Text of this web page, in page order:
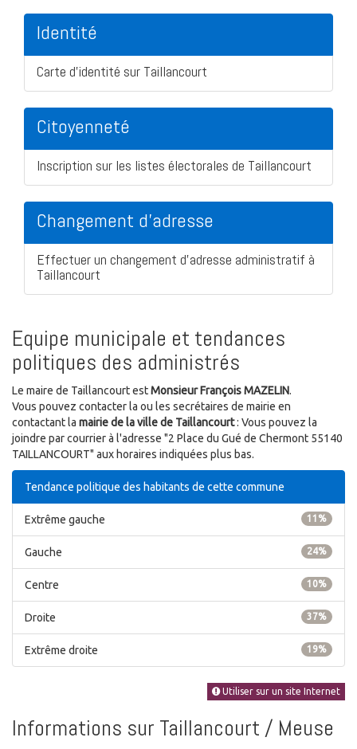
Identité
Carte d'identité sur Taillancourt
Citoyenneté
Inscription sur les listes électorales de Taillancourt
Changement d'adresse
Effectuer un changement d'adresse administratif à
Taillancourt
Equipe municipale et tendances
politiques des administrés
Le maire de Taillancourt estMonsieur François MAZELIN.
Vous pouvez contacter la ou les secrétaires de mairie en
contactant la mairie de la ville de Taillancourt: Vous pouvez la
joindre par courrier à l'adresse "2 Place du Gué de Chermont 55140
TAILLANCOURT" aux horaires indiquées plus bas.
Tendance politique des habitants de cette commune
11%
Extrême gauche
24%
Gauche
10%
Centre
37%
Droite
19%
Extrême droite
Utiliser sur un site Internet
Informations sur Taillancourt / Meuse